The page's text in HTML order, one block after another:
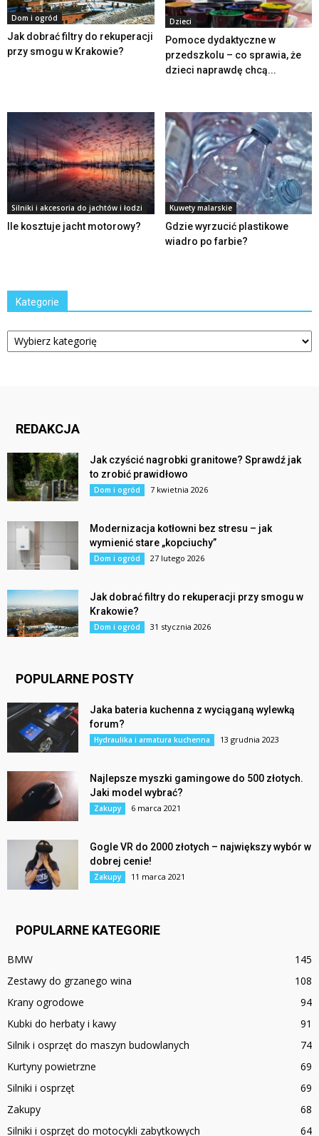
Dom i ogród
Jak dobrać filtry do rekuperacji
przy smogu w Krakowie?
Dzieci
Pomoce dydaktyczne w
przedszkolu – co sprawia, że
dzieci naprawdę chcą...
Silniki i akcesoria do jachtów i łodzi
Ile kosztuje jacht motorowy?
Kuwety malarskie
Gdzie wyrzucić plastikowe
wiadro po farbie?
Kategorie
Kategorie
REDAKCJA
Jak czyścić nagrobki granitowe? Sprawdź jak
to zrobić prawidłowo
Dom i ogród 7 kwietnia 2026
Modernizacja kotłowni bez stresu – jak
wymienić stare „kopciuchy”
Dom i ogród 27 lutego 2026
Jak dobrać filtry do rekuperacji przy smogu w
Krakowie?
Dom i ogród 31 stycznia 2026
POPULARNE POSTY
Jaka bateria kuchenna z wyciąganą wylewką
forum?
Hydraulika i armatura kuchenna 13 grudnia 2023
Najlepsze myszki gamingowe do 500 złotych.
Jaki model wybrać?
Zakupy 6 marca 2021
Gogle VR do 2000 złotych – największy wybór w
dobrej cenie!
Zakupy 11 marca 2021
POPULARNE KATEGORIE
BMW
145
Zestawy do grzanego wina
108
Krany ogrodowe
94
Kubki do herbaty i kawy
91
Silnik i osprzęt do maszyn budowlanych
74
Kurtyny powietrzne
69
Silniki i osprzęt
69
Zakupy
68
Silniki i osprzęt do motocykli zabytkowych
64